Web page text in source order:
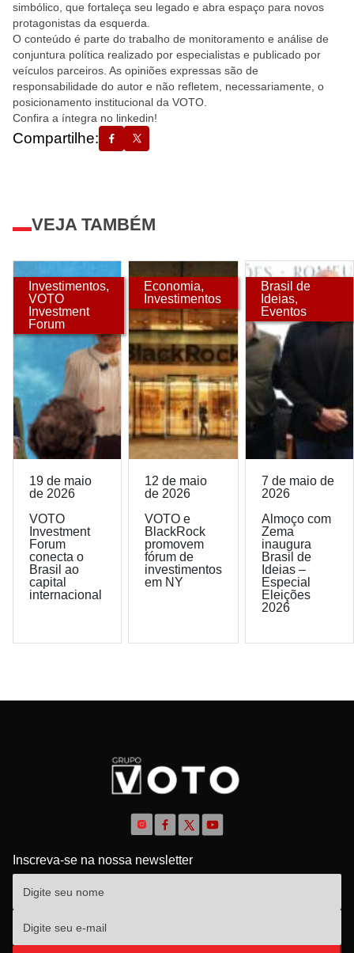
simbólico, que fortaleça seu legado e abra espaço para novos
protagonistas da esquerda.
O conteúdo é parte do trabalho de monitoramento e análise de
conjuntura política realizado por especialistas e publicado por
veículos parceiros. As opiniões expressas são de
responsabilidade do autor e não refletem, necessariamente, o
posicionamento institucional da VOTO.
Confira a íntegra no linkedin!
Compartilhe:
VEJA TAMBÉM
Investimentos,
VOTO
Investment
Forum
19 de maio
de 2026
VOTO
Investment
Forum
conecta o
Brasil ao
capital
internacional
Economia,
Investimentos
12 de maio
de 2026
VOTO e
BlackRock
promovem
fórum de
investimentos
em NY
Brasil de
Ideias,
Eventos
7 de maio de
2026
Almoço com
Zema
inaugura
Brasil de
Ideias –
Especial
Eleições
2026
Inscreva-se na nossa newsletter